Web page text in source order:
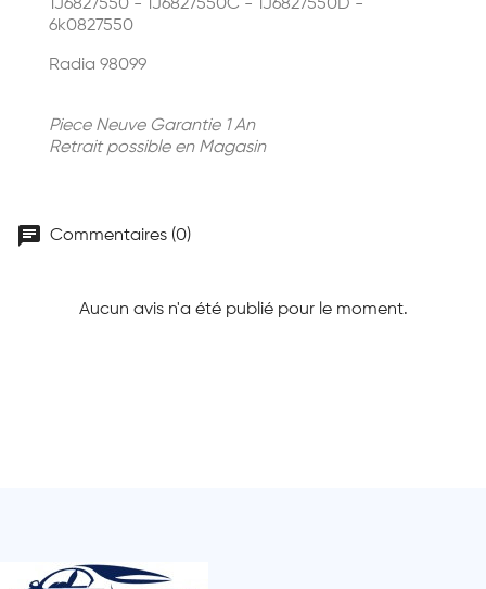
1J6827550 - 1J6827550C - 1J6827550D -
6k0827550
Radia 98099
Piece Neuve Garantie 1 An
Retrait possible en Magasin
chat Commentaires (0)
Aucun avis n'a été publié pour le moment.